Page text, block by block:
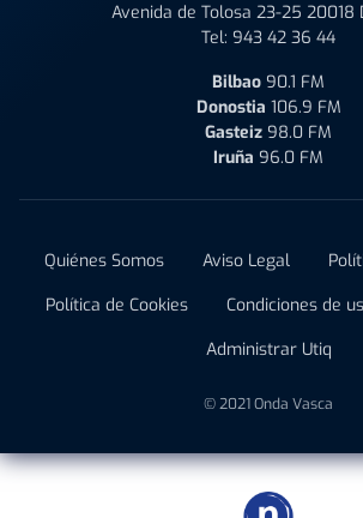
Avenida de Tolosa 23-25 20018
Tel: 943 42 36 44
Bilbao 90.1 FM
Donostia 106.9 FM
Gasteiz 98.0 FM
Iruña 96.0 FM
Quiénes Somos Aviso Legal
Política de Cookies
Condiciones de
Administrar Utiq
© 2021 Onda Vasca